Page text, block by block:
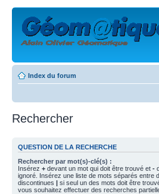
Index du forum
Rechercher
QUESTION DE LA RECHERCHE
Rechercher par mot(s)-clé(s) :
Insérez + devant un mot qui doit être trouvé et -
ignoré. Insérez une liste de mots séparés entre
discontinues | si seul un des mots doit être
vous souhaitez effectuer des recherches